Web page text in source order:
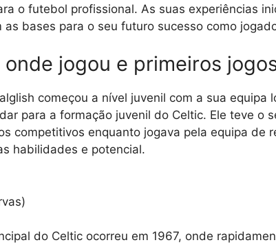
o futebol profissional. As suas experiências
bases para o seu futuro sucesso como
jogou e primeiros
começou a nível juvenil com a sua equipa
para a formação juvenil do Celtic. Ele teve o
competitivos enquanto jogava pela equipa de
habilidades e potencial.
do Celtic ocorreu em 1967, onde